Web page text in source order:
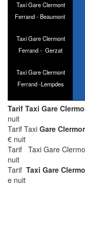
Taxi Gare Clermont
Ferrand - Beaumont
Taxi Gare Clermont
Ferrand - Gerzat
Taxi Gare Clermont
Ferrand -Lempdes
Tarif Taxi Gare
nuit
Tarif Taxi Gare
€ nuit
Tarif Taxi Gare
nuit
Tarif Taxi Gare
e nuit